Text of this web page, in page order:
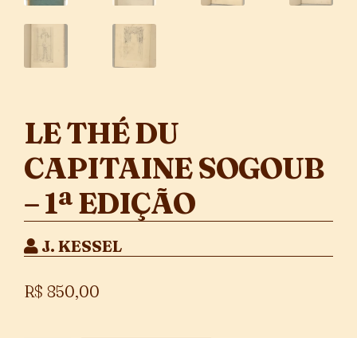
LE THÉ DU
CAPITAINE SOGOUB
– 1ª EDIÇÃO
J. KESSEL
R$ 850,00